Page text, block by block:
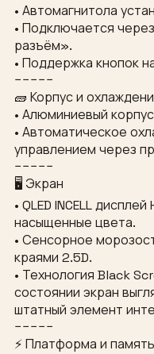
• Автомагнитола
• Подключается
разъём».
• Поддержка кнопок
−−−−−
🧱 Корпус и
• Алюминиевый
• Автоматическое
управлением через
−−−−−
🖥 Экран
• QLED INCELL
насыщенные цвета.
• Сенсорное
краями 2.5D.
• Технология Black
состоянии экран
штатный элемент
−−−−−
⚡ Платформа и память